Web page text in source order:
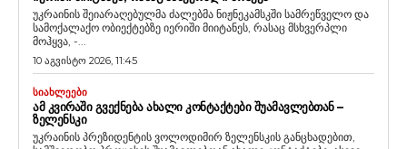
უკრაინის შეიარაღებულმა ძალებმა ნიჟნეკამსკში სამრეწველო და
სამოქალაქო ობიექტებზე იერიში მიიტანეს, რასაც მსხვერპლი
მოჰყვა, -...
10 აგვისტო 2026, 11:45
ᲡᲘᲐᲮᲚᲔᲔᲑᲘ
ᲐᲛ ᲙᲕᲘᲠᲐᲨᲘ ᲒᲕᲔᲥᲜᲔᲑᲐ ᲐᲮᲐᲚᲘ ᲙᲝᲜᲢᲐᲥᲢᲔᲑᲘ ᲨᲣᲐᲛᲐᲕᲚᲔᲑᲗᲐᲜ –
ᲖᲔᲚᲔᲜᲡᲙᲘ
უკრაინის პრეზიდენტის ვოლოდიმირ ზელენსკის განცხადებით,